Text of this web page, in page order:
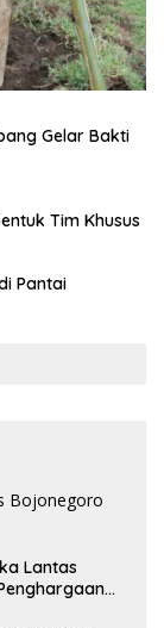
Gelar Bakti
Tim Khusus
Pantai
Lantas